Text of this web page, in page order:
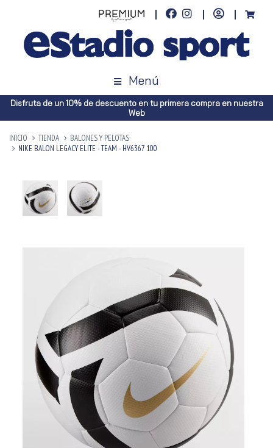
Menú
Disfruta de un 10% de descuento en tu primera compra en nuestra
Web
INICIO TIENDA
BALONES Y PELOTAS
NIKE BALON LEGACY ELITE - TEAM - HV6367 100